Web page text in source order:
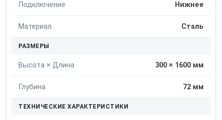
Подключение Нижнее
Материал Сталь
РАЗМЕРЫ
Высота × Длина 300 × 1600 мм
Глубина 72 мм
ТЕХНИЧЕСКИЕ ХАРАКТЕРИСТИКИ